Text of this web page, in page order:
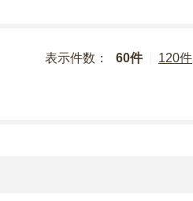
表示件数： 60件 120件